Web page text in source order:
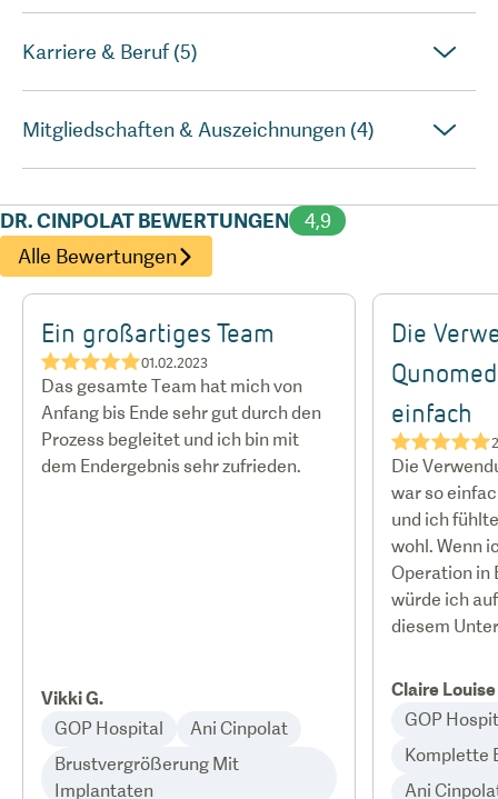
Karriere & Beruf (5)
Mitgliedschaften & Auszeichnungen (4)
DR. CINPOLAT BEWERTUNGEN
4,9
Alle Bewertungen
Ein großartiges Team
★★★★★01.02.2023
Das gesamte Team hat mich von
Anfang bis Ende sehr gut durch den
Prozess begleitet und ich bin mit
dem Endergebnis sehr zufrieden.
Vikki G.
GOP Hospital
Ani Cinpolat
Brustvergrößerung Mit
Implantaten
Die
einfach
★★★★★
Die
war so
und ich
wohl. Wenn
Operation in
würde ich
diesem
Claire
GOP
Komplette
Ani